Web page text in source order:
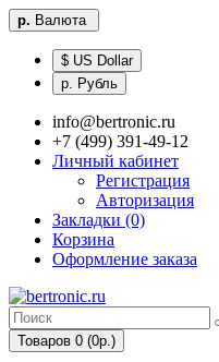
р. Валюта
$ US Dollar
р. Рубль
info@bertronic.ru
+7 (499) 391-49-12
Личный кабинет
Регистрация
Авторизация
Закладки (0)
Корзина
Оформление заказа
Товаров 0 (0р.)